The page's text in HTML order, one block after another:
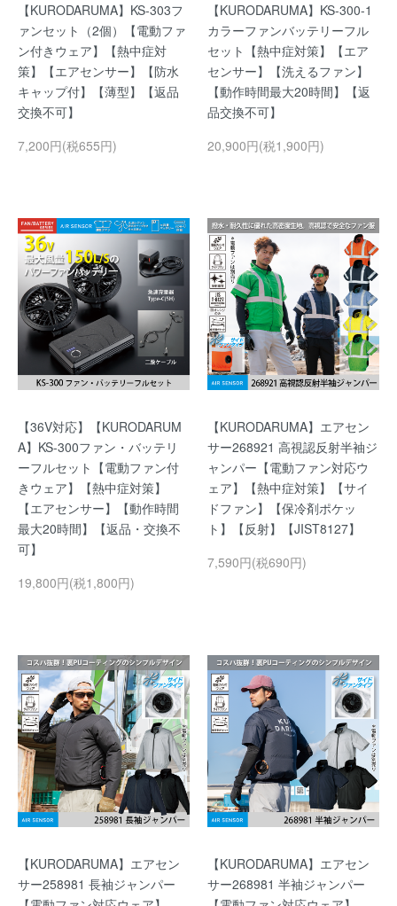
【KURODARUMA】KS-303フ
ァンセット（2個）【電動ファ
ン付きウェア】【熱中症対
策】【エアセンサー】【防水
キャップ付】【薄型】【返品
交換不可】
7,200円(税655円)
【KURODARUMA】KS-300-1
カラーファンバッテリーフル
セット【熱中症対策】【エア
センサー】【洗えるファン】
【動作時間最大20時間】【返
品交換不可】
20,900円(税1,900円)
【36V対応】【KURODARUM
A】KS-300ファン・バッテリ
ーフルセット【電動ファン付
きウェア】【熱中症対策】
【エアセンサー】【動作時間
最大20時間】【返品・交換不
可】
19,800円(税1,800円)
【KURODARUMA】エアセン
サー268921 高視認反射半袖ジ
ャンパー【電動ファン対応ウ
ェア】【熱中症対策】【サイ
ドファン】【保冷剤ポケッ
ト】【反射】【JIST8127】
7,590円(税690円)
【KURODARUMA】エアセン
サー258981 長袖ジャンパー
【KURODARUMA】エアセン
サー268981 半袖ジャンパー